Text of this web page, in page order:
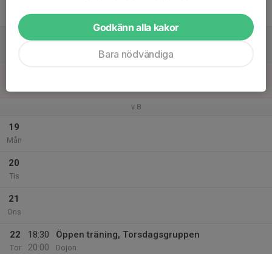
v.8
19
Mån
20
Tis
21
Ons
22
Tor
18:30
20:00
Öppen träning, Torsdagsgruppen
Dojon
Godkänn alla kakor
Bara nödvändiga